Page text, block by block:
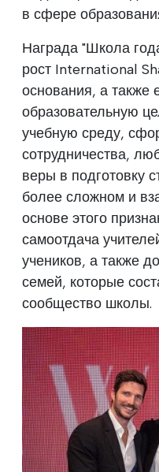
в сфере
Награда "Школа
рост International
основания, а также
образовательную
учебную среду,
сотрудничества,
веры в подготовку
более сложном и
основе этого
самоотдача
учеников, а также
семей, которые
сообщество школы.